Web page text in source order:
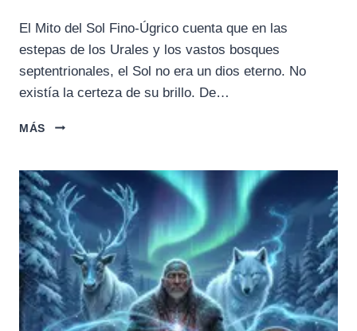
El Mito del Sol Fino-Úgrico cuenta que en las
estepas de los Urales y los vastos bosques
septentrionales, el Sol no era un dios eterno. No
existía la certeza de su brillo. De…
MÁS
MITO
FINO-
ÚGRICO:
OSCURIDAD,
DEPRESIÓN
Y
LA
BÚSQUEDA
DEL
REGRESO
DE